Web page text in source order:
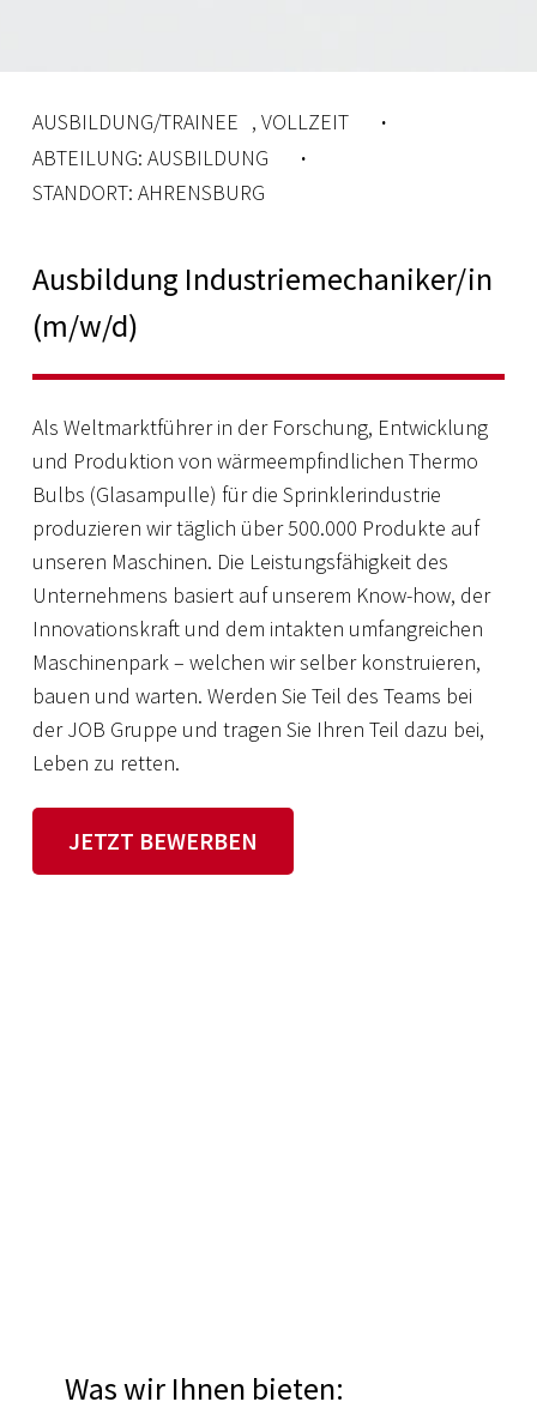
AUSBILDUNG/TRAINEE , VOLLZEIT ·
ABTEILUNG: AUSBILDUNG ·
STANDORT: AHRENSBURG
Ausbildung Industriemechaniker/in
(m/w/d)
Als Weltmarktführer in der Forschung, Entwicklung
und Produktion von wärmeempfindlichen Thermo
Bulbs (Glasampulle) für die Sprinklerindustrie
produzieren wir täglich über 500.000 Produkte auf
unseren Maschinen. Die Leistungsfähigkeit des
Unternehmens basiert auf unserem Know-how, der
Innovationskraft und dem intakten umfangreichen
Maschinenpark – welchen wir selber konstruieren,
bauen und warten. Werden Sie Teil des Teams bei
der JOB Gruppe und tragen Sie Ihren Teil dazu bei,
Leben zu retten.
JETZT BEWERBEN
Was wir Ihnen bieten: